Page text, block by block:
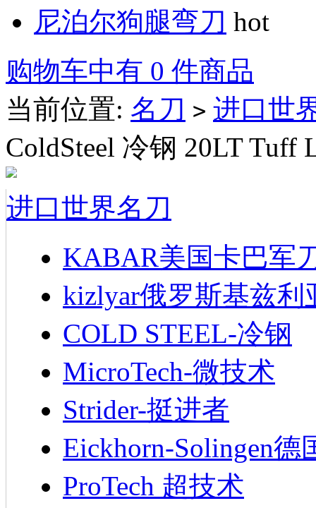
尼泊尔狗腿弯刀 hot
购物车中有 0 件商品
当前位置: 名刀 > 进口世
ColdSteel 冷钢 20LT Tuff
进口世界名刀
KABAR美国卡巴军
kizlyar俄罗斯基兹利
COLD STEEL-冷钢
MicroTech-微技术
Strider-挺进者
Eickhorn-Solingen德
ProTech 超技术